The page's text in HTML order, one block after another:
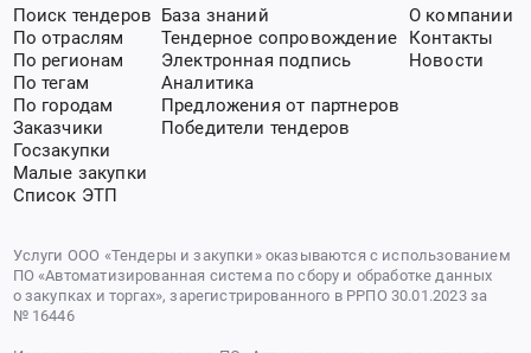
Поиск тендеров
По отраслям
По регионам
По тегам
По городам
Заказчики
Госзакупки
Малые закупки
Список ЭТП
База знаний
Тендерное сопровождение
Электронная подпись
Аналитика
Предложения от партнеров
Победители тендеров
О компании
Контакты
Новости
Услуги ООО «Тендеры и закупки» оказываются с использованием
ПО «Автоматизированная система по сбору и обработке данных
о закупках и торгах», зарегистрированного в РРПО 30.01.2023 за
№ 16446